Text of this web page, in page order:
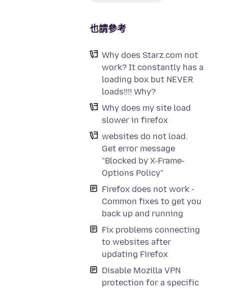
也請參考
Why does Starz.com not
work? It constantly has a
loading box but NEVER
loads!!!! Why?
Why does my site load
slower in firefox
websites do not load.
Get error message
"Blocked by X-Frame-
Options Policy"
Firefox does not work -
Common fixes to get you
back up and running
Fix problems connecting
to websites after
updating Firefox
Disable Mozilla VPN
protection for a specific